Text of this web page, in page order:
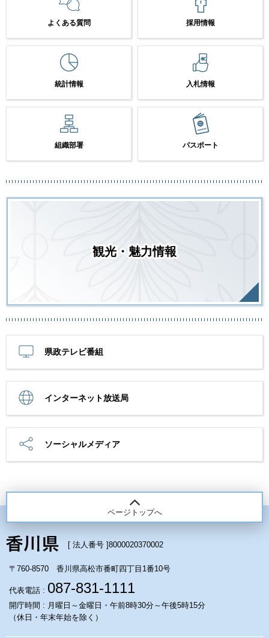
よくある質問 採用情報
統計情報 入札情報
組織部署 パスポート
観光・魅力情報
県政テレビ番組
インターネット放送局
ソーシャルメディア
ページトップへ
[ 法人番号 ]8000020370002
〒760-8570 香川県高松市番町四丁目1番10号
代表電話 : 087-831-1111
開庁時間 : 月曜日～金曜日・午前8時30分～午後5時15分
（休日・年末年始を除く）